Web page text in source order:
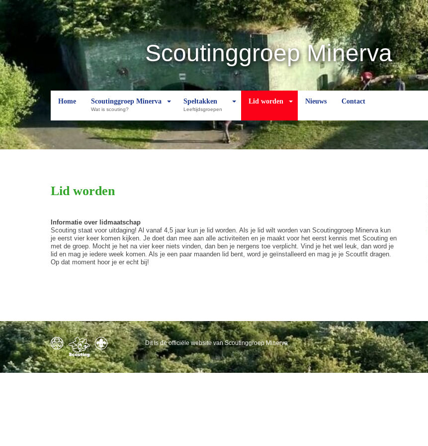
Scoutinggroep Minerva
Home Scoutinggroep Minerva
Wat is scouting?
Speltakken
Leeftijdsgroepen
Lid worden Nieuws Contact
Lid worden
Informatie over lidmaatschap
Scouting staat voor uitdaging! Al vanaf 4,5 jaar kun je lid worden. Als je lid wilt worden van Scoutinggroep Minerva kun
je eerst vier keer komen kijken. Je doet dan mee aan alle activiteiten en je maakt voor het eerst kennis met Scouting en
met de groep. Mocht je het na vier keer niets vinden, dan ben je nergens toe verplicht. Vind je het wel leuk, dan word je
lid en mag je iedere week komen. Als je een paar maanden lid bent, word je geïnstalleerd en mag je je Scoutfit dragen.
Op dat moment hoor je er echt bij!
Dit is de officiële website van Scoutinggroep Minerva